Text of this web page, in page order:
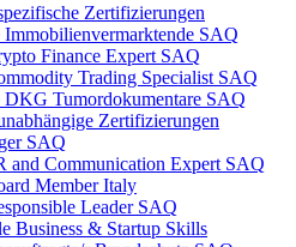
Zertifizierungen
SAQ
Finance Expert SAQ
Trading Specialist SAQ
Tumordokumentare SAQ
Zertifizierungen
SAQ
and Communication Expert SAQ
Member Italy
Leader SAQ
Business & Startup Skills